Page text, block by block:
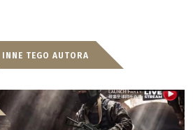
INNE TEGO AUTORA